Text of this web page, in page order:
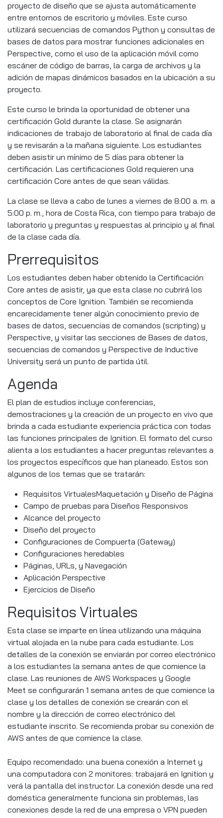
proyecto de diseño que se ajusta automáticamente
entre entornos de escritorio y móviles. Este curso
utilizará secuencias de comandos Python y consultas de
bases de datos para mostrar funciones adicionales en
Perspective, como el uso de la aplicación móvil como
escáner de código de barras, la carga de archivos y la
adición de mapas dinámicos basados en la ubicación a su
proyecto.
Este curso le brinda la oportunidad de obtener una
certificación Gold durante la clase. Se asignarán
indicaciones de trabajo de laboratorio al final de cada día
y se revisarán a la mañana siguiente. Los estudiantes
deben asistir un mínimo de 5 días para obtener la
certificación. Las certificaciones Gold requieren una
certificación Core antes de que sean válidas.
La clase se lleva a cabo de lunes a viernes de 8:00 a. m. a
5:00 p. m., hora de Costa Rica, con tiempo para trabajo de
laboratorio y preguntas y respuestas al principio y al final
de la clase cada día.
Prerrequisitos
Los estudiantes deben haber obtenido la Certificación
Core antes de asistir, ya que esta clase no cubrirá los
conceptos de Core Ignition. También se recomienda
encarecidamente tener algún conocimiento previo de
bases de datos, secuencias de comandos (scripting) y
Perspective, y visitar las secciones de Bases de datos,
secuencias de comandos y Perspective de Inductive
University será un punto de partida útil.
Agenda
El plan de estudios incluye conferencias,
demostraciones y la creación de un proyecto en vivo que
brinda a cada estudiante experiencia práctica con todas
las funciones principales de Ignition. El formato del curso
alienta a los estudiantes a hacer preguntas relevantes a
los proyectos específicos que han planeado. Estos son
algunos de los temas que se tratarán:
Requisitos VirtualesMaquetación y Diseño de Página
Campo de pruebas para Diseños Responsivos
Alcance del proyecto
Diseño del proyecto
Configuraciones de Compuerta (Gateway)
Configuraciones heredables
Páginas, URLs, y Navegación
Aplicación Perspective
Ejercicios de Diseño
Requisitos Virtuales
Esta clase se imparte en línea utilizando una máquina
virtual alojada en la nube para cada estudiante. Los
detalles de la conexión se enviarán por correo electrónico
a los estudiantes la semana antes de que comience la
clase. Las reuniones de AWS Workspaces y Google
Meet se configurarán 1 semana antes de que comience la
clase y los detalles de conexión se crearán con el
nombre y la dirección de correo electrónico del
estudiante inscrito. Se recomienda probar su conexión de
AWS antes de que comience la clase.
Equipo recomendado: una buena conexión a Internet y
una computadora con 2 monitores: trabajará en Ignition y
verá la pantalla del instructor. La conexión desde una red
doméstica generalmente funciona sin problemas, las
conexiones desde la red de una empresa o VPN pueden